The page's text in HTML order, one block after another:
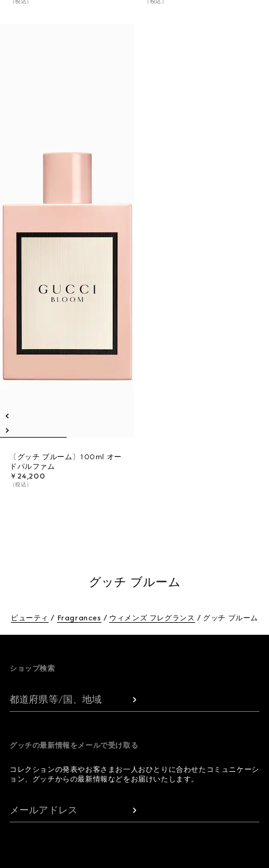
〔グッチ ブルーム〕100ml オー
ドパルファム
￥24,200
（税込）
グッチ ブルーム
ビューティ Fragrances ウィメンズ フレグランス グッチ ブルーム
ショップ検索
都道府県等/国、地域
グッチの最新情報をメールで受け取る
コレクションの発表やお客さまお一人おひとりに合わせたコミュニケーシ
ョン、グッチからの最新情報などをお届けいたします。
メールアドレス